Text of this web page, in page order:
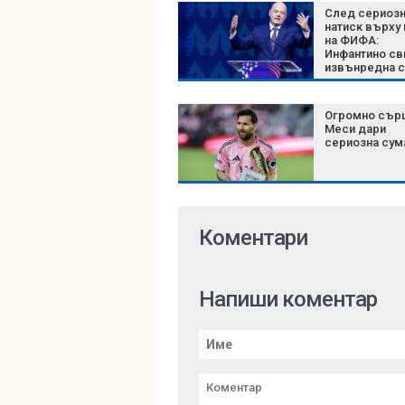
След
натиск
на ФИФА:
Инфантино
извънредна
на върха на
Огромно
Меси дари
сериозна
Коментари
Напиши коментар